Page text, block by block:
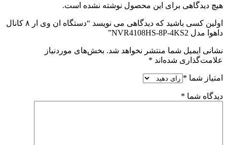
هیچ دیدگاهی برای این محصول نوشته نشده است.
اولین کسی باشید که دیدگاهی می نویسد “دستگاه ان وی ار ۸ کانال
داهوا مدل NVR4108HS-8P-4KS2”
نشانی ایمیل شما منتشر نخواهد شد. بخش‌های موردنیاز
علامت‌گذاری شده‌اند *
امتیاز شما *
دیدگاه شما *